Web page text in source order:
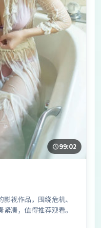
99:02
视作品，围绕危机、
凑，值得推荐观看。